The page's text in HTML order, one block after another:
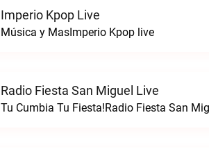
Imperio Kpop Live
Música y MasImperio Kpop live
Radio Fiesta San Miguel Live
Tu Cumbia Tu Fiesta!Radio Fiesta San